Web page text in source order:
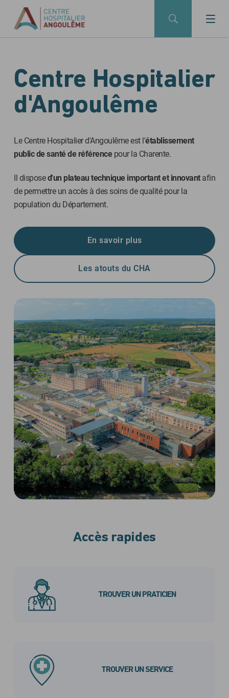
Centre Hospitalier
d'Angoulême
Le Centre Hospitalier d'Angoulême est l'établissement
public de santé de référencepour la Charente.
Il disposed'un plateau technique important et innovantafin
de permettre un accès à des soins de qualité pour la
population du Département.
En savoir plus
Les atouts du CHA
Accès rapides
TROUVER UN PRATICIEN
TROUVER UN SERVICE